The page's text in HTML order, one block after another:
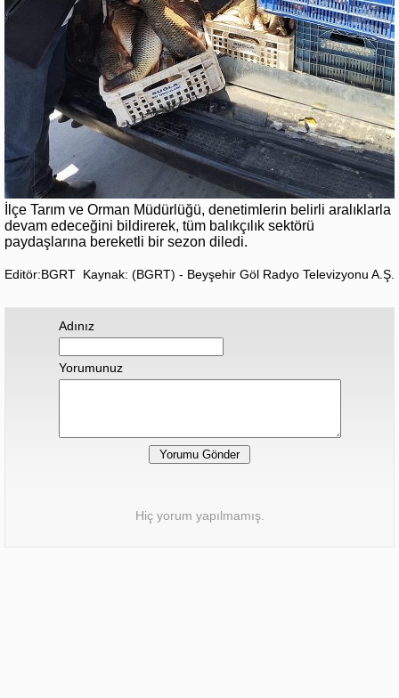
İlçe Tarım ve Orman Müdürlüğü, denetimlerin belirli aralıklarla
devam edeceğini bildirerek, tüm balıkçılık sektörü
paydaşlarına bereketli bir sezon diledi.
Editör:BGRT Kaynak: (BGRT) - Beyşehir Göl Radyo Televizyonu A.Ş.
Adınız
Yorumunuz
Hiç yorum yapılmamış.